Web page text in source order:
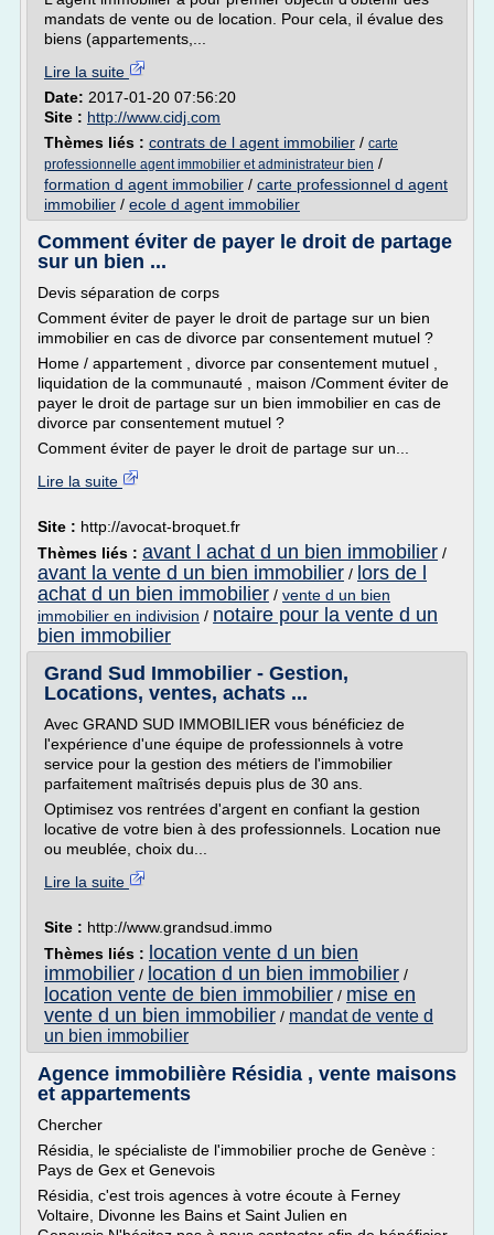
mandats de vente ou de location. Pour cela, il évalue des
biens (appartements,...
Lire la suite
Date: 2017-01-20 07:56:20
Site : http://www.cidj.com
Thèmes liés : contrats de l agent immobilier / carte
professionnelle agent immobilier et administrateur bien /
formation d agent immobilier / carte professionnel d agent
immobilier / ecole d agent immobilier
Comment éviter de payer le droit de partage
sur un bien ...
Devis séparation de corps
Comment éviter de payer le droit de partage sur un bien
immobilier en cas de divorce par consentement mutuel ?
Home / appartement , divorce par consentement mutuel ,
liquidation de la communauté , maison /Comment éviter de
payer le droit de partage sur un bien immobilier en cas de
divorce par consentement mutuel ?
Comment éviter de payer le droit de partage sur un...
Lire la suite
Site : http://avocat-broquet.fr
Thèmes liés : avant l achat d un bien immobilier /
avant la vente d un bien immobilier / lors de l
achat d un bien immobilier / vente d un bien
immobilier en indivision / notaire pour la vente d un
bien immobilier
Grand Sud Immobilier - Gestion,
Locations, ventes, achats ...
Avec GRAND SUD IMMOBILIER vous bénéficiez de
l'expérience d'une équipe de professionnels à votre
service pour la gestion des métiers de l'immobilier
parfaitement maîtrisés depuis plus de 30 ans.
Optimisez vos rentrées d'argent en confiant la gestion
locative de votre bien à des professionnels. Location nue
ou meublée, choix du...
Lire la suite
Site : http://www.grandsud.immo
Thèmes liés : location vente d un bien
immobilier / location d un bien immobilier /
location vente de bien immobilier / mise en
vente d un bien immobilier / mandat de vente d
un bien immobilier
Agence immobilière Résidia , vente maisons
et appartements
Chercher
Résidia, le spécialiste de l'immobilier proche de Genève :
Pays de Gex et Genevois
Résidia, c'est trois agences à votre écoute à Ferney
Voltaire, Divonne les Bains et Saint Julien en